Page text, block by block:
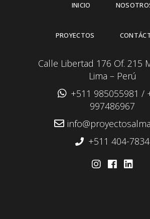
INICIO
PROYECTOS
Calle Libertad 176 Of. 215
Lima – Perú
+511 985055981 /
997486967
+511 404-7834